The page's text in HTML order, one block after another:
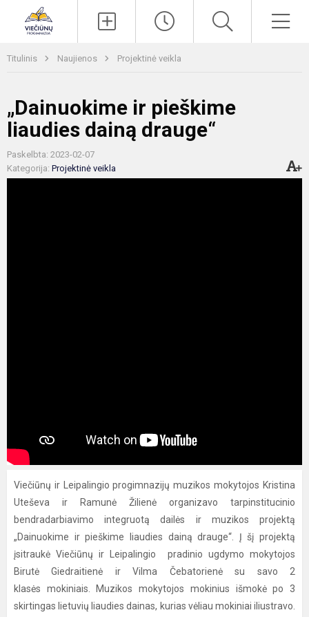
Titulinis Naujienos Projektinė veikla
„Dainuokime ir pieškime
liaudies dainą drauge“
Paskelbta: 2023-02-07
Kategorija: Projektinė veikla
Viečiūnų ir Leipalingio progimnazijų muzikos mokytojos Kristina
Uteševa ir Ramunė Žilienė organizavo tarpinstitucinio
bendradarbiavimo integruotą dailės ir muzikos projektą
„Dainuokime ir pieškime liaudies dainą drauge“. Į šį projektą
įsitraukė Viečiūnų ir Leipalingio pradinio ugdymo mokytojos
Birutė Giedraitienė ir Vilma Čebatorienė su savo 2
klasės mokiniais. Muzikos mokytojos mokinius išmokė po 3
skirtingas lietuvių liaudies dainas, kurias vėliau mokiniai iliustravo.